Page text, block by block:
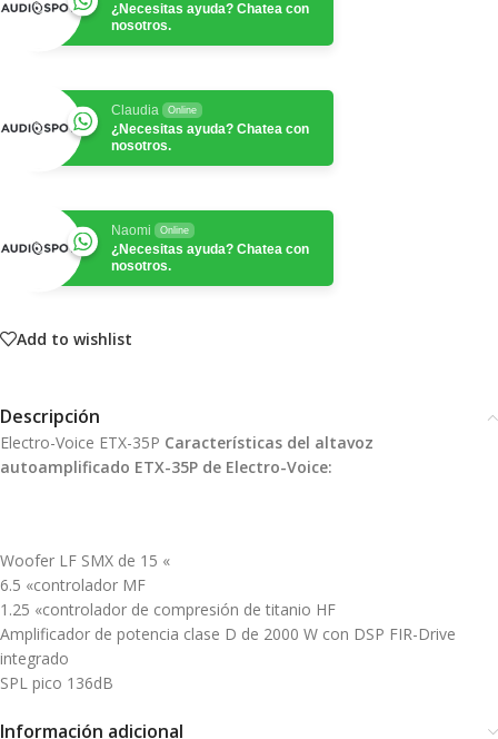
¿Necesitas ayuda? Chatea con
nosotros.
Claudia Online
¿Necesitas ayuda? Chatea con
nosotros.
Naomi Online
¿Necesitas ayuda? Chatea con
nosotros.
Add to wishlist
Descripción
Electro-Voice ETX-35P Características del altavoz
autoamplificado ETX-35P de Electro-Voice:
Woofer LF SMX de 15 «
6.5 «controlador MF
1.25 «controlador de compresión de titanio HF
Amplificador de potencia clase D de 2000 W con DSP FIR-Drive
integrado
SPL pico 136dB
Información adicional